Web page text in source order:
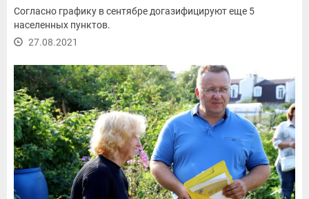
Согласно графику в сентябре догазифицируют еще 5
населенных пунктов.
27.08.2021